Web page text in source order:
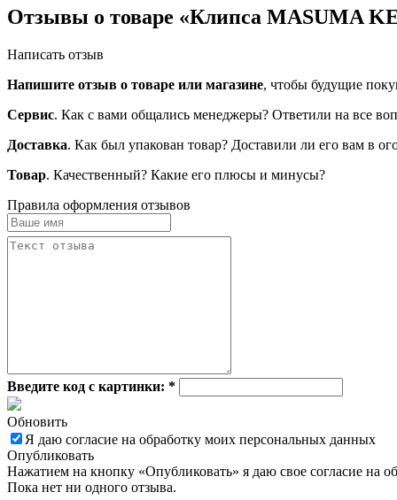
Отзывы о товаре «Клипса MASUMA
Написать отзыв
Напишите отзыв о товаре или магазине, чтобы будущие
Сервис. Как с вами общались менеджеры? Ответили на все
Доставка. Как был упакован товар? Доставили ли его вам в
Товар. Качественный? Какие его плюсы и минусы?
Правила оформления отзывов
Введите код с картинки: *
Обновить
Я даю согласие на обработку моих персональных данных
Опубликовать
Нажатием на кнопку «Опубликовать» я даю свое согласие на
Пока нет ни одного отзыва.